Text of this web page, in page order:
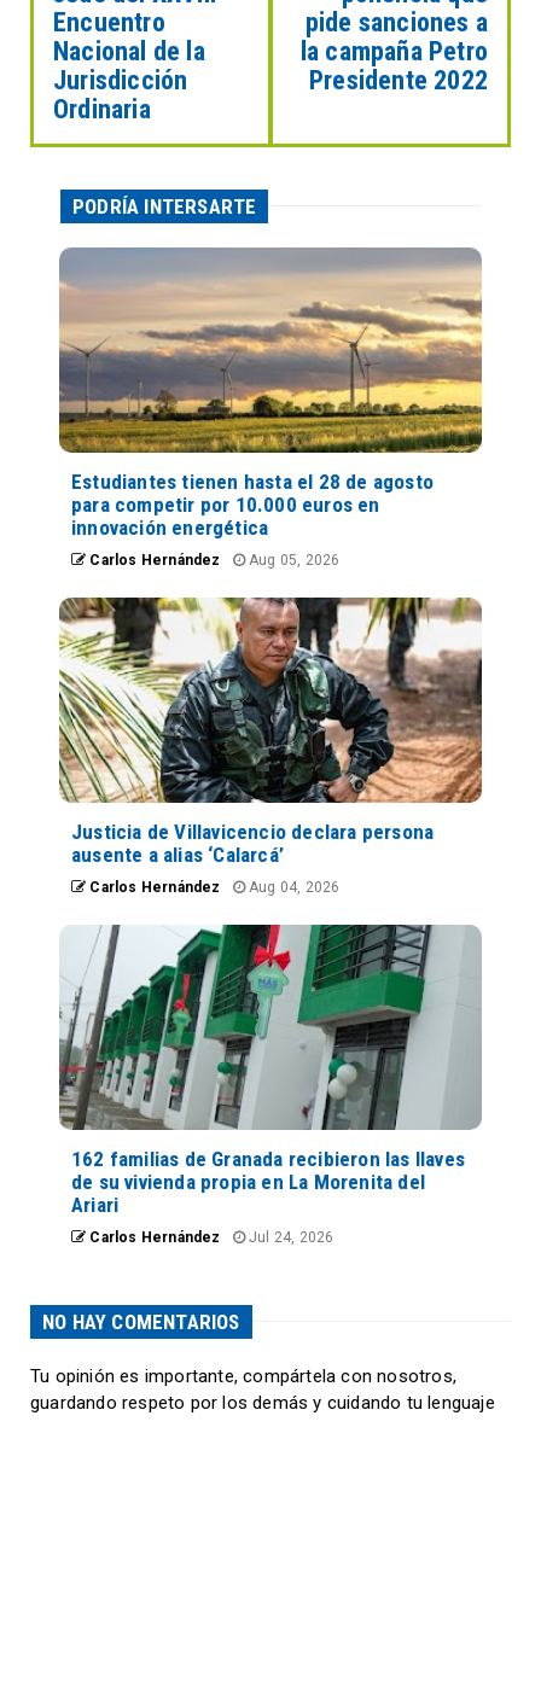
Encuentro
Nacional de la
Jurisdicción
Ordinaria
pide sanciones a
la campaña Petro
Presidente 2022
PODRÍA INTERSARTE
Estudiantes tienen hasta el 28 de agosto
para competir por 10.000 euros en
innovación energética
Carlos Hernández Aug 05, 2026
Justicia de Villavicencio declara persona
ausente a alias ‘Calarcá’
Carlos Hernández Aug 04, 2026
162 familias de Granada recibieron las llaves
de su vivienda propia en La Morenita del
Ariari
Carlos Hernández Jul 24, 2026
NO HAY COMENTARIOS
Tu opinión es importante, compártela con nosotros,
guardando respeto por los demás y cuidando tu lenguaje